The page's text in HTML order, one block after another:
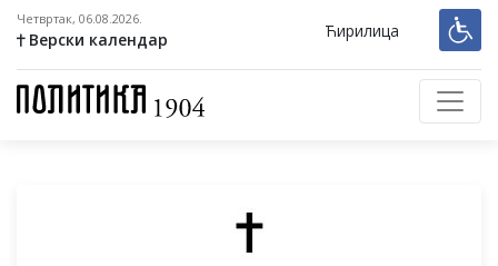
Четвртак, 06.08.2026.
Верски календар Ћирилица